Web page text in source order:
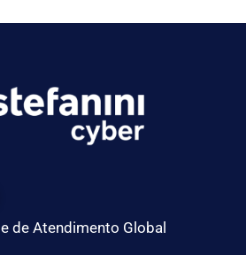
de Atendimento Global